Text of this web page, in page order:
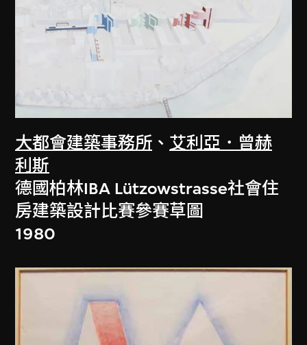
大都會建築事務所 、 艾利亞．曾赫
利斯
德國柏林IBA Lützowstrasse社會住
房建築設計比賽參賽草圖
1980